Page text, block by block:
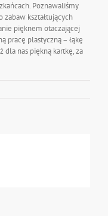
Poznawaliśmy
zabaw kształtujących
pięknem otaczającej
pracę plastyczną – łąkę
dla nas piękną kartkę, za